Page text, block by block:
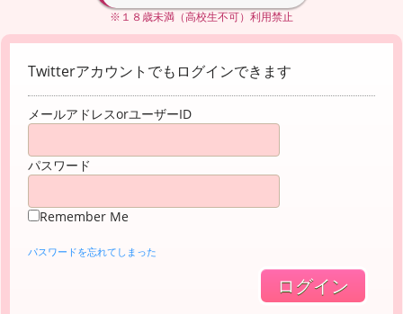
※１８歳未満（高校生不可）利用禁止
Twitterアカウントでもログインできます
メールアドレスorユーザーID
パスワード
Remember Me
パスワードを忘れてしまった